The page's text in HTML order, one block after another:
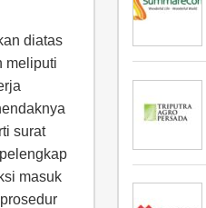
diatas
meliputi
surat
masuk